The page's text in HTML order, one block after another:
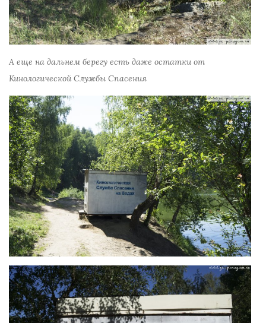
А еще на дальнем берегу есть даже остатки от
Кинологической Службы Спасения